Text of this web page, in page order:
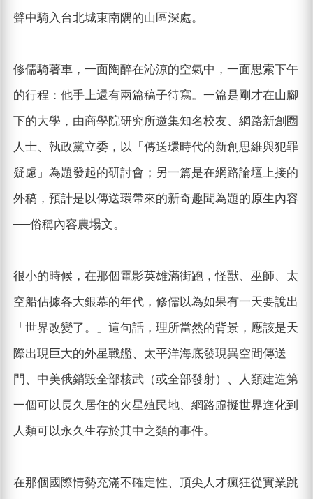
聲中騎入台北城東南隅的山區深處。
修儒騎著車，一面陶醉在沁涼的空氣中，一面思索下午
的行程：他手上還有兩篇稿子待寫。一篇是剛才在山腳
下的大學，由商學院研究所邀集知名校友、網路新創圈
人士、執政黨立委，以「傳送環時代的新創思維與犯罪
疑慮」為題發起的研討會；另一篇是在網路論壇上接的
外稿，預計是以傳送環帶來的新奇趣聞為題的原生內容
──俗稱內容農場文。
很小的時候，在那個電影英雄滿街跑，怪獸、巫師、太
空船佔據各大銀幕的年代，修儒以為如果有一天要說出
「世界改變了。」這句話，理所當然的背景，應該是天
際出現巨大的外星戰艦、太平洋海底發現異空間傳送
門、中美俄銷毀全部核武（或全部發射）、人類建造第
一個可以長久居住的火星殖民地、網路虛擬世界進化到
人類可以永久生存於其中之類的事件。
在那個國際情勢充滿不確定性、頂尖人才瘋狂從實業跳